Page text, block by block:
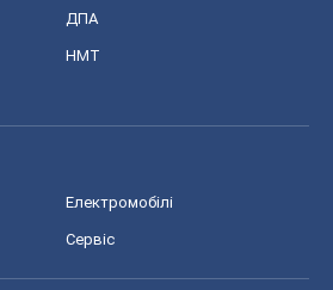
ДПА
НМТ
Електромобілі
Сервіс